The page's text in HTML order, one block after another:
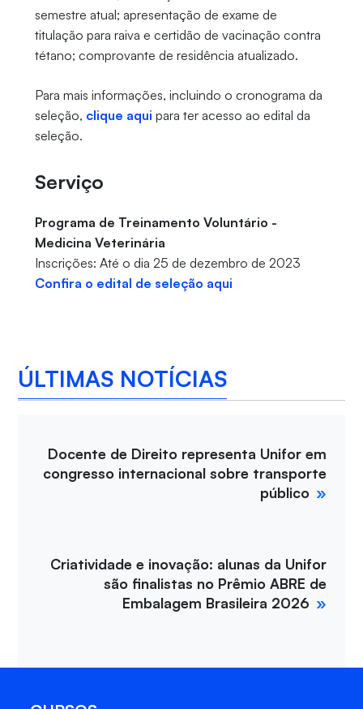
semestre atual; apresentação de exame de
titulação para raiva e certidão de vacinação contra
tétano; comprovante de residência atualizado.
Para mais informações, incluindo o cronograma da
seleção, clique aqui para ter acesso ao edital da
seleção.
Serviço
Programa de Treinamento Voluntário -
Medicina Veterinária
Inscrições: Até o dia 25 de dezembro de 2023
Confira o edital de seleção aqui
ÚLTIMAS NOTÍCIAS
Docente de Direito representa Unifor em
congresso internacional sobre transporte
público
Criatividade e inovação: alunas da Unifor
são finalistas no Prêmio ABRE de
Embalagem Brasileira 2026